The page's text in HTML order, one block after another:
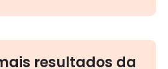
resultados da